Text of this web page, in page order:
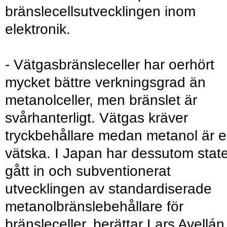
bränslecellsutvecklingen inom
elektronik.
- Vätgasbränsleceller har oerhört
mycket bättre verkningsgrad än
metanolceller, men bränslet är
svårhanterligt. Vätgas kräver
tryckbehållare medan metanol är
vätska. I Japan har dessutom
gått in och subventionerat
utvecklingen av standardiserade
metanolbränslebehållare för